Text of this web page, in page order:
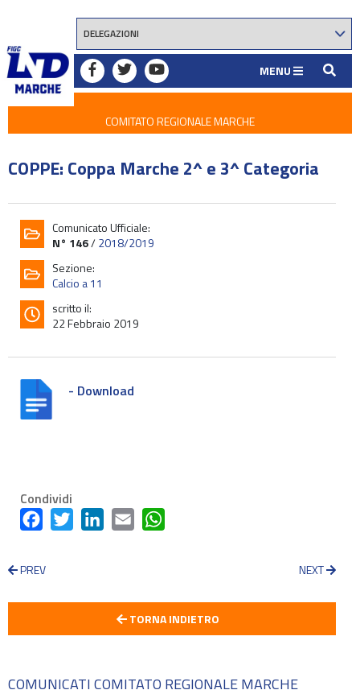
MENU
COMITATO REGIONALE MARCHE
COPPE: Coppa Marche 2^ e 3^ Categoria
Comunicato Ufficiale:
N° 146/2018/2019
Sezione:
Calcio a 11
scritto il:
22 Febbraio 2019
- Download
Condividi
FacebookTwitter LinkedInEmail
PREV NEXT
TORNA INDIETRO
COMUNICATI COMITATO REGIONALE MARCHE